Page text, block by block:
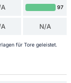
97
N/A
für Tore geleistet.